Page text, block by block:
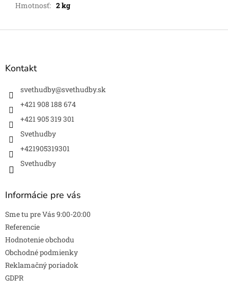
Hmotnosť: 2 kg
Z
Kontakt
svethudby@svethudby.sk
+421 908 188 674
+421 905 319 301
Svethudby
+421905319301
Svethudby
Informácie pre vás
Sme tu pre Vás 9:00-20:00
Referencie
Hodnotenie obchodu
Obchodné podmienky
Reklamačný poriadok
GDPR